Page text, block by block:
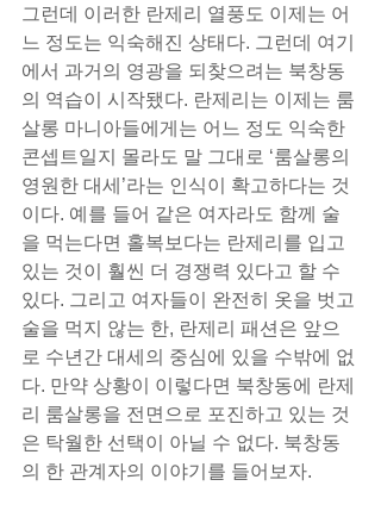
그런데 이러한 란제리 열풍도 이제는 어
느 정도는 익숙해진 상태다. 그런데 여기
에서 과거의 영광을 되찾으려는 북창동
의 역습이 시작됐다. 란제리는 이제는 룸
살롱 마니아들에게는 어느 정도 익숙한
콘셉트일지 몰라도 말 그대로 ‘룸살롱의
영원한 대세’라는 인식이 확고하다는 것
이다. 예를 들어 같은 여자라도 함께 술
을 먹는다면 홀복보다는 란제리를 입고
있는 것이 훨씬 더 경쟁력 있다고 할 수
있다. 그리고 여자들이 완전히 옷을 벗고
술을 먹지 않는 한, 란제리 패션은 앞으
로 수년간 대세의 중심에 있을 수밖에 없
다. 만약 상황이 이렇다면 북창동에 란제
리 룸살롱을 전면으로 포진하고 있는 것
은 탁월한 선택이 아닐 수 없다. 북창동
의 한 관계자의 이야기를 들어보자.